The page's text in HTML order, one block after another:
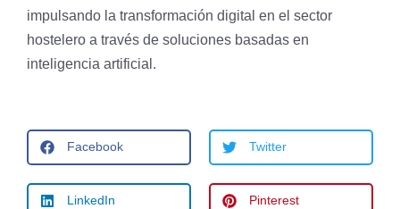
impulsando la transformación digital en el sector
hostelero a través de soluciones basadas en
inteligencia artificial.
Facebook Twitter
LinkedIn Pinterest